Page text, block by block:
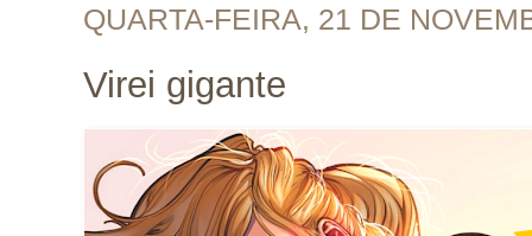
QUARTA-FEIRA, 21 DE
Virei gigante